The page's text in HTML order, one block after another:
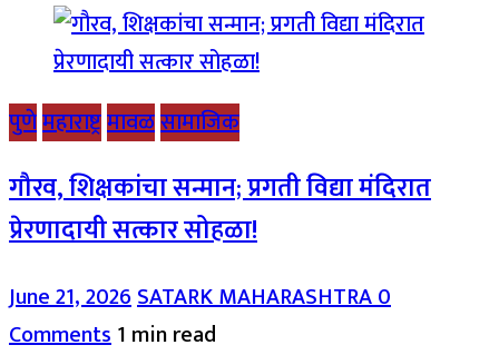
पुणेमहाराष्ट्रमावळसामाजिक
गौरव, शिक्षकांचा सन्मान; प्रगती विद्या मंदिरात
प्रेरणादायी सत्कार सोहळा!
June 21, 2026SATARK MAHARASHTRA0
Comments1 min read